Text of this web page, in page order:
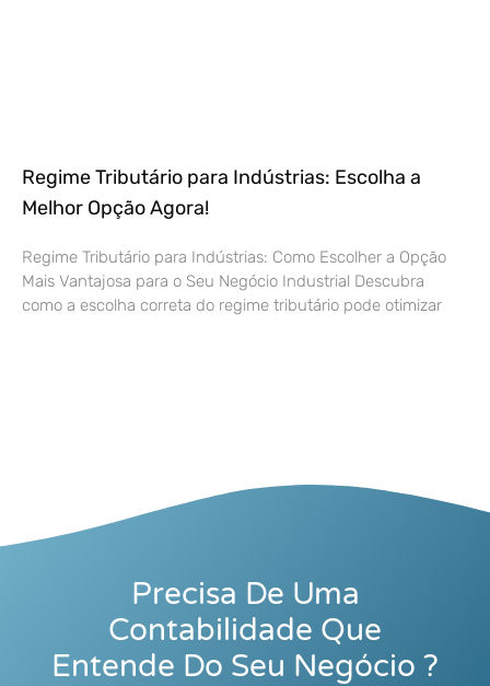
Regime Tributário para Indústrias: Escolha a
Melhor Opção Agora!
Regime Tributário para Indústrias: Como Escolher a Opção
Mais Vantajosa para o Seu Negócio Industrial Descubra
como a escolha correta do regime tributário pode otimizar
Precisa De Uma
Contabilidade Que
Entende Do Seu Negócio ?